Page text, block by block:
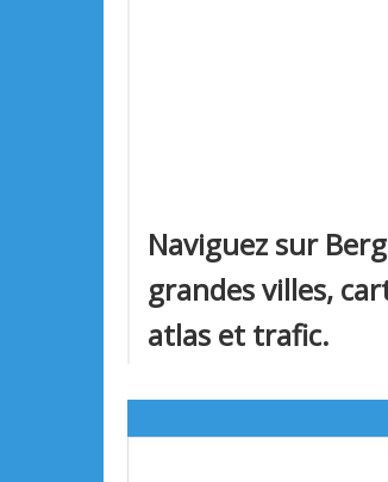
Naviguez sur
grandes villes,
atlas et trafic.